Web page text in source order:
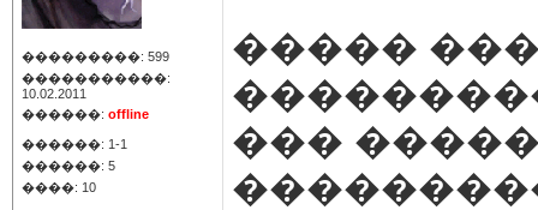
���������: 599
�����������:
10.02.2011
������: offline
������: 1-1
������: 5
����: 10
�����
���